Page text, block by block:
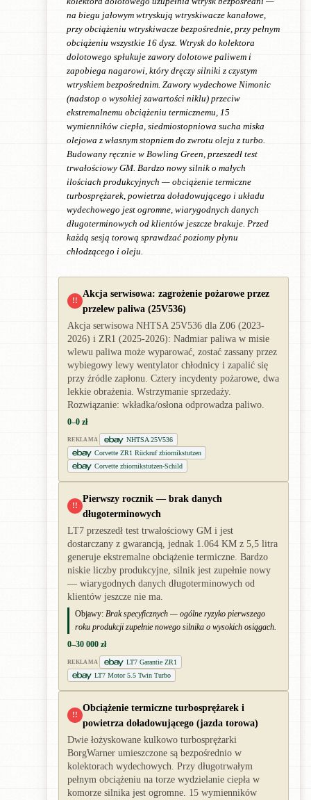
na biegu jałowym wtryskują wtryskiwacze kanałowe,
przy obciążeniu wtryskiwacze bezpośrednie, przy pełnym
obciążeniu wszystkie 16 dysz. Wtrysk do kolektora
dolotowego spłukuje zawory dolotowe paliwem i
zapobiega nagarowi, który dręczy silniki z czystym
wtryskiem bezpośrednim. Zawory wydechowe Nimonic
(nadstop o wysokiej zawartości niklu) przeciw
ekstremalnemu obciążeniu termicznemu, 15
wymienników ciepła, siedmiostopniowa sucha miska
olejowa z własnym stopniem do zwrotu oleju z turbo.
Budowany ręcznie w Bowling Green, przeszedł test
trwałościowy GM. Bardzo nowy silnik o małych
ilościach produkcyjnych — obciążenie termiczne
turbosprężarek, powietrza doładowującego i układu
wydechowego jest ogromne, wiarygodnych danych
długoterminowych od klientów jeszcze brakuje. Przed
każdą sesją torową sprawdzać poziomy płynu
chłodzącego i oleju.
!!
Akcja serwisowa: zagrożenie pożarowe przez
przelew paliwa (25V536)
Akcja serwisowa NHTSA 25V536 dla Z06 (2023-
2026) i ZR1 (2025-2026): Nadmiar paliwa w misie
wlewu paliwa może wyparować, zostać zassany przez
wybiegowy lewy wentylator chłodnicy i zapalić się
przy źródle zapłonu. Cztery incydenty pożarowe, dwa
lekkie obrażenia. Wstrzymanie sprzedaży.
Rozwiązanie: wkładka/osłona odprowadza paliwo.
0–0 zł
REKLAMA
NHTSA 25V536
Corvette ZR1 Rückruf zbiornikstutzen
Corvette zbiornikstutzen-Schild
!!
Pierwszy rocznik — brak danych
długoterminowych
LT7 przeszedł test trwałościowy GM i jest
dostarczany z gwarancją, jednak 1.064 KM z 5,5 litra
generuje ekstremalne obciążenie termiczne. Bardzo
niskie liczby produkcyjne, silnik jest zupełnie nowy
— wiarygodnych danych długoterminowych od
klientów jeszcze nie ma.
Objawy: Brak specyficznych — ogólne ryzyko pierwszego
roku produkcji zupełnie nowego silnika o wysokich osiągach.
0–30 000 zł
REKLAMA
LT7 Garantie ZR1
LT7 Motor 5.5 Twin Turbo
!!
Obciążenie termiczne turbosprężarek i
powietrza doładowującego (jazda torowa)
Dwie łożyskowane kulkowo turbosprężarki
BorgWarner umieszczone są bezpośrednio w
kolektorach wydechowych. Przy długotrwałym
pełnym obciążeniu na torze wydzielanie ciepła w
komorze silnika jest ogromne. 15 wymienników